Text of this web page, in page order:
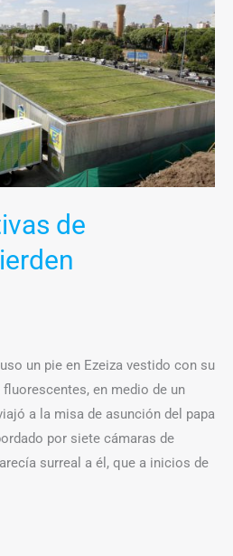
de
un pie en Ezeiza vestido con su
en medio de un
a la misa de asunción del papa
por siete cámaras de
surreal a él, que a inicios de